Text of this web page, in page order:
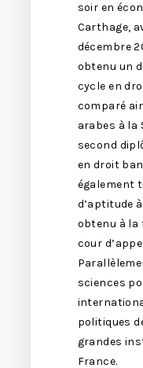
soir en
Carthage,
décembre
obtenu un
cycle en
comparé
arabes à la
second
en droit
également
d’aptitude
obtenu à la
cour
sciences
politiques
grandes
France.